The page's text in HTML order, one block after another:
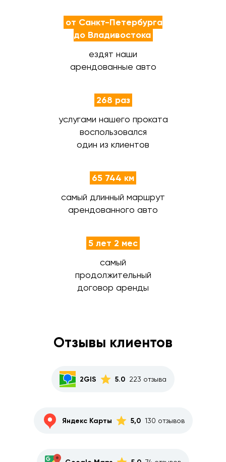
от Санкт-Петербурга
до Владивостока
ездят наши
арендованные авто
268 раз
услугами нашего проката
воспользовался
один из клиентов
65 744 км
самый длинный маршрут
арендованного авто
5 лет 2 мес
самый
продолжительный
договор аренды
Отзывы клиентов
2GIS 5.0 223 отзыва
Яндекс Карты 5,0 130 отзывов